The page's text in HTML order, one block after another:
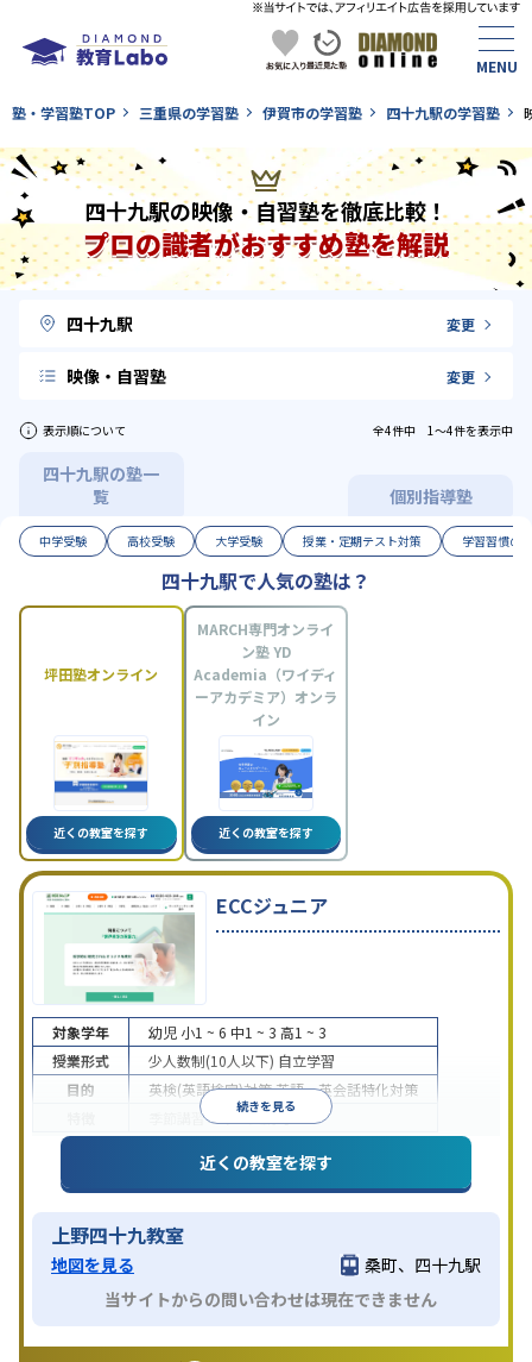
塾・学習塾TOP 三重県の学習塾 伊賀市の学習塾 四十九駅の学習塾
四十九駅の映像・自習塾を徹底比較！
プロの識者がおすすめ塾を解説
四十九駅 変更
映像・自習塾 変更
表示順について 全4件中 1〜4件を表示中
四十九駅の塾一
覧
個別指導塾
中学受験 高校受験 大学受験 授業・定期テスト対策 学習習慣の
四十九駅で人気の塾は？
坪田塾オンライン
近くの教室を探す
MARCH専門オンライ
ン塾 YD
Academia（ワイディ
ーアカデミア）オンラ
イン
近くの教室を探す
ECCジュニア
続きを見る
対象学年 幼児 小1 ~ 6 中1 ~ 3 高1 ~ 3
授業形式
少人数制(10人以下) 自立学習
目的
英検(英語検定)対策英語・英会話特化対策
季節講習のみの受講可
近くの教室を探す
上野四十九教室
地図を見る
桑町、四十九駅
当サイトからの問い合わせは現在できません